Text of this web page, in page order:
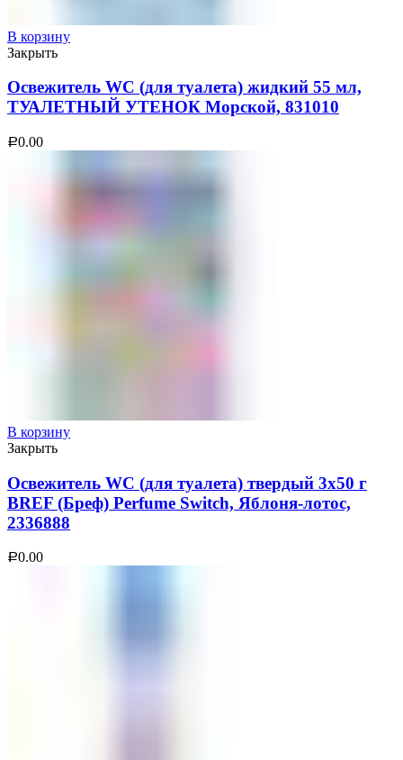
В корзину
Закрыть
Освежитель WC (для туалета) жидкий 55 мл,
ТУАЛЕТНЫЙ УТЕНОК Морской, 831010
Р0.00
В корзину
Закрыть
Освежитель WC (для туалета) твердый 3х50 г
BREF (Бреф) Perfume Switch, Яблоня-лотос,
2336888
Р0.00